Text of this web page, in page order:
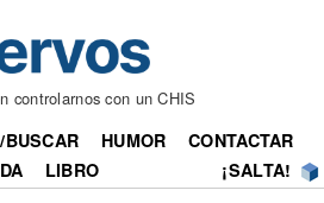
controlarnos con un CHIS
HUMOR
CONTACTAR
LIBRO ¡SALTA!